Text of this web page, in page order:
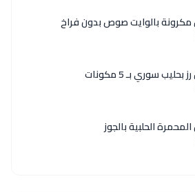
بالوايت صوص بدون فراخ
سوري بـ 5 مكونات
الحلبية بالجوز